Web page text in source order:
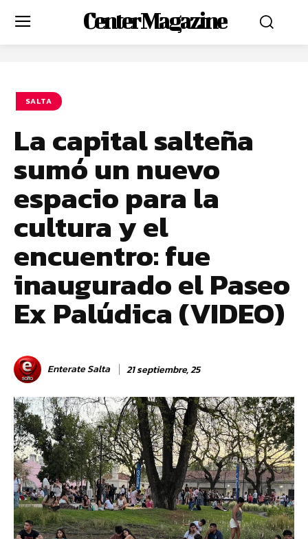
Center Magazine
SALTA
La capital salteña
sumó un nuevo
espacio para la
cultura y el
encuentro: fue
inaugurado el Paseo
Ex Palúdica (VIDEO)
Enterate Salta 21 septiembre, 25